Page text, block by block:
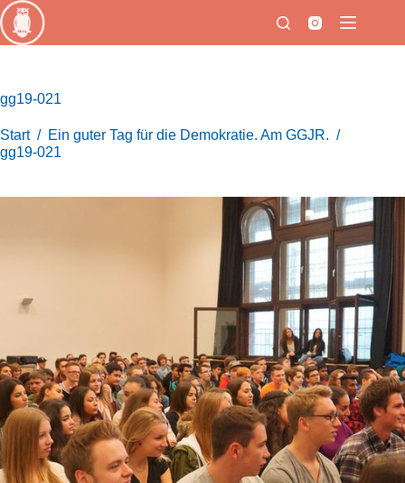
Zum
Inhalt
springen
gg19-021
Start / Ein guter Tag für die Demokratie. Am GGJR. /
gg19-021